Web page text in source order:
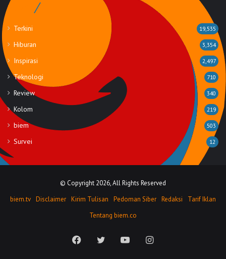
Rubrik
Terkini 19,535
Hiburan 3,354
Inspirasi 2,497
Teknologi 710
Review 340
Kolom 219
biem 503
Survei 12
© Copyright 2026, All Rights Reserved
biem.tv Disclaimer Kirim Tulisan Pedoman Siber Redaksi
Tarif Iklan
Tentang biem.co
FacebookTwitter YouTubeInstagram